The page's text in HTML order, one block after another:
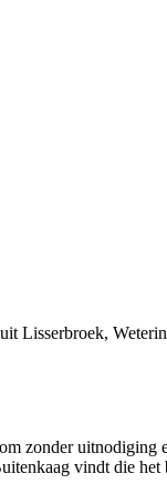
Lisserbroek,
zonder uitnodiging
vindt die het